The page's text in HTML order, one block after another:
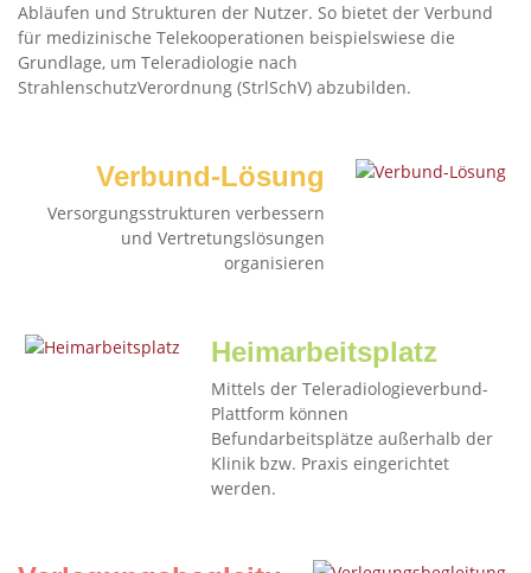
Abläufen und Strukturen der Nutzer. So bietet der Verbund
für medizinische Telekooperationen beispielswiese die
Grundlage, um Teleradiologie nach
StrahlenschutzVerordnung (StrlSchV) abzubilden.
Verbund-Lösung
Versorgungsstrukturen verbessern
und Vertretungslösungen
organisieren
Heimarbeitsplatz
Mittels der Teleradiologieverbund-
Plattform können
Befundarbeitsplätze außerhalb der
Klinik bzw. Praxis eingerichtet
werden.